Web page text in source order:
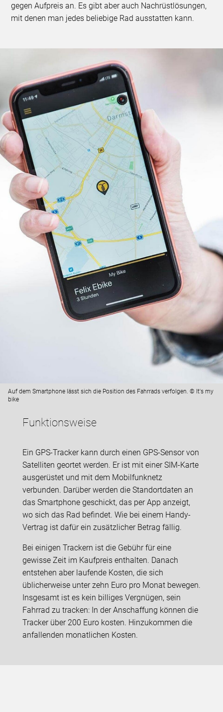
gegen Aufpreis an. Es gibt aber auch Nachrüstlösungen,
mit denen man jedes beliebige Rad ausstatten kann.
Auf dem Smartphone lässt sich die Position des Fahrrads verfolgen. © It's my
bike
Funktionsweise
Ein GPS-Tracker kann durch einen GPS-Sensor von
Satelliten geortet werden. Er ist mit einer SIM-Karte
ausgerüstet und mit dem Mobilfunknetz
verbunden. Darüber werden die Standortdaten an
das Smartphone geschickt, das per App anzeigt,
wo sich das Rad befindet. Wie bei einem Handy-
Vertrag ist dafür ein zusätzlicher Betrag fällig.
Bei einigen Trackern ist die Gebühr für eine
gewisse Zeit im Kaufpreis enthalten. Danach
entstehen aber laufende Kosten, die sich
üblicherweise unter zehn Euro pro Monat bewegen.
Insgesamt ist es kein billiges Vergnügen, sein
Fahrrad zu tracken: In der Anschaffung können die
Tracker über 200 Euro kosten. Hinzukommen die
anfallenden monatlichen Kosten.